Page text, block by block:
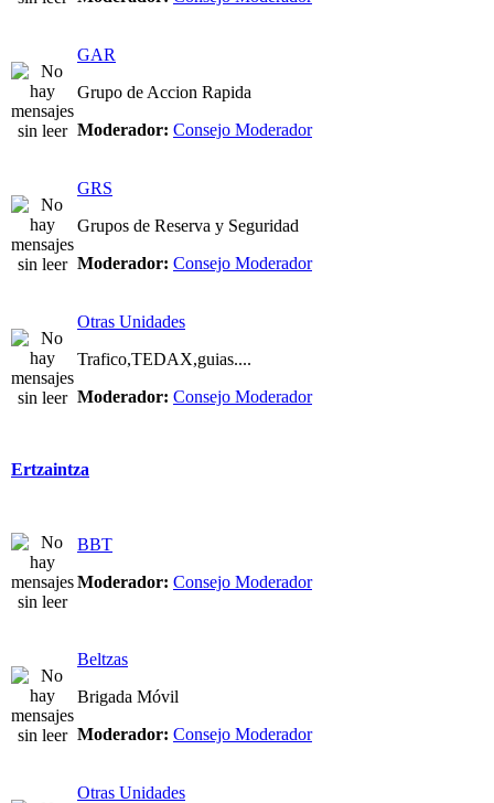
GAR
Grupo de Accion Rapida
Moderador: Consejo Moderador
GRS
Grupos de Reserva y Seguridad
Moderador: Consejo Moderador
Otras Unidades
Trafico,TEDAX,guias....
Moderador: Consejo Moderador
Ertzaintza
BBT
Moderador: Consejo Moderador
Beltzas
Brigada Móvil
Moderador: Consejo Moderador
Otras Unidades